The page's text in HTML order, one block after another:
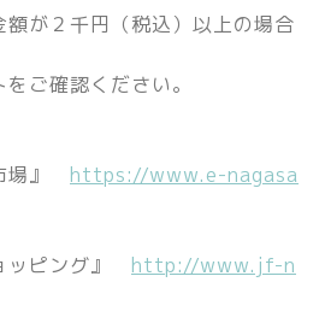
が２千円（税込）以上の場合
ご確認ください。
場』 https://www.e-nagasa
ッピング』 http://www.jf-n